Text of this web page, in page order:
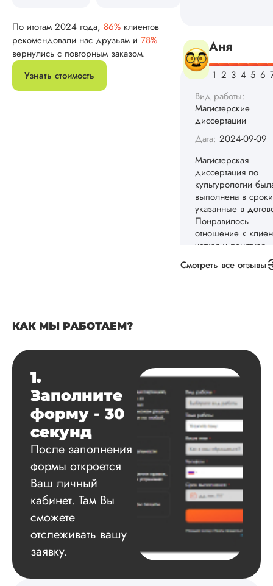
По итогам 2024 года, 86% клиентов
рекомендовали нас друзьям и 78%
вернулись с повторным заказом.
Узнать стоимость
Вид работы:
Магистерские
диссертации
Дата:2024-06-08
Заказала тут
магистерскую
диссертацию по
иностранному
вместе с
презентацией. По
цене вышло
дешевле.
руководителя
по оформлению
Игорь Д.
Вид работы:
Магистерские
диссертации
Дата:2024-05-28
По срокам
ВКР нормально, по
проблем никаких
четко прописано,
никаких подводных
камней. Впервые
Смотреть все отзывы
КАК МЫ РАБОТАЕМ?
1.
Заполните
форму - 30
секунд
После заполнения
формы откроется
Ваш личный
кабинет. Там Вы
сможете
отслеживать вашу
заявку.